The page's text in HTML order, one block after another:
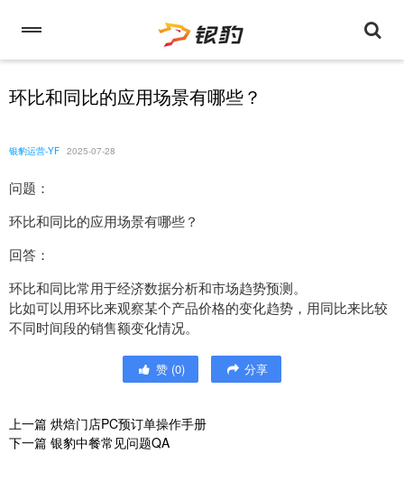
环比和同比的应用场景有哪些？
银豹运营-YF 2025-07-28
问题：
环比和同比的应用场景有哪些？
回答：
环比和同比常用于经济数据分析和市场趋势预测。
比如可以用环比来观察某个产品价格的变化趋势，用同比来比较
不同时间段的销售额变化情况。
赞 (0) 分享
上一篇 烘焙门店PC预订单操作手册
下一篇 银豹中餐常见问题QA